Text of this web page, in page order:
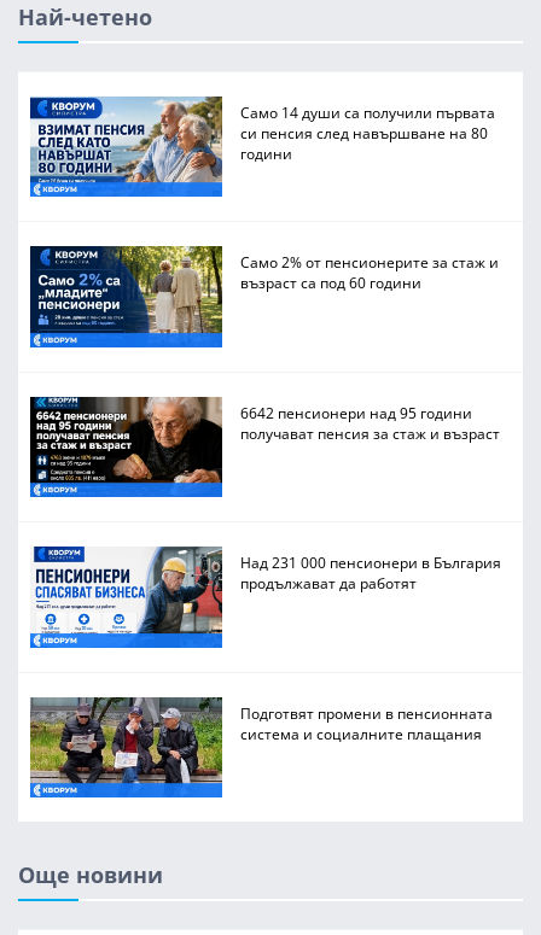
Най-четено
Само 14 души са получили първата
си пенсия след навършване на 80
години
Само 2% от пенсионерите за стаж и
възраст са под 60 години
6642 пенсионери над 95 години
получават пенсия за стаж и възраст
Над 231 000 пенсионери в България
продължават да работят
Подготвят промени в пенсионната
система и социалните плащания
Още новини